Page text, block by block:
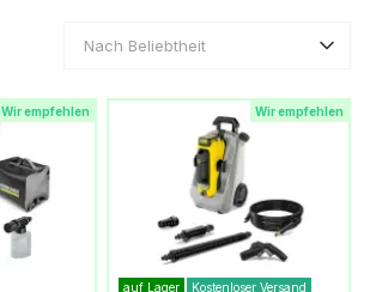
Nach Beliebtheit
Wir empfehlen Wir empfehlen
auf Lager Kostenloser Versand